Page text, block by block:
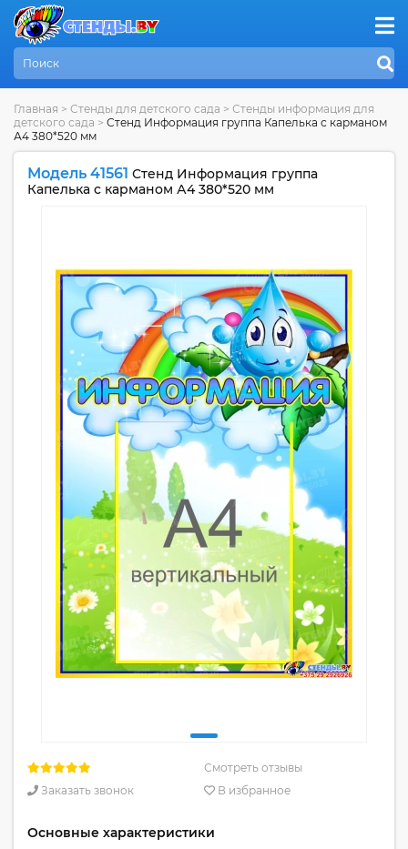
Главная > Стенды для детского сада > Стенды информация для
детского сада > Стенд Информация группа Капелька с карманом
А4 380*520 мм
Модель 41561 Стенд Информация группа
Капелька с карманом А4 380*520 мм
Смотреть отзывы
Заказать звонок
В избранное
Основные характеристики